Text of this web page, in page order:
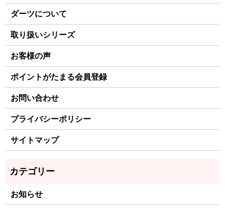
ダーツについて
取り扱いシリーズ
お客様の声
ポイントがたまる会員登録
お問い合わせ
プライバシーポリシー
サイトマップ
お知らせ